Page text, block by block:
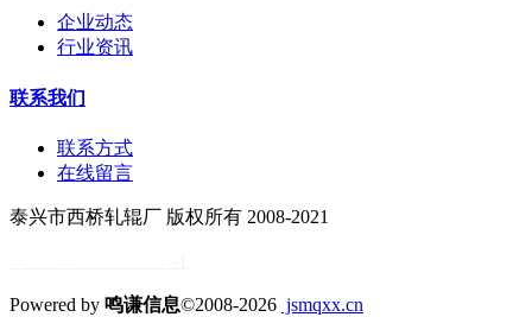
企业动态
行业资讯
联系我们
联系方式
在线留言
泰兴市西桥轧辊厂 版权所有 2008-2021
Powered by 鸣谦信息©2008-2026 jsmqxx.cn